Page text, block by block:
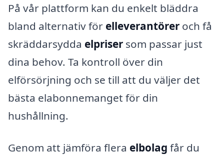
På vår plattform kan du enkelt bläddra
bland alternativ för elleverantörer och få
skräddarsydda elpriser som passar just
dina behov. Ta kontroll över din
elförsörjning och se till att du väljer det
bästa elabonnemanget för din
hushållning.
Genom att jämföra flera elbolag får du